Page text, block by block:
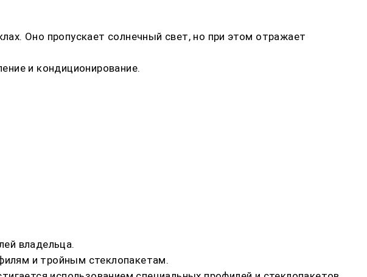
Оно пропускает солнечный свет, но при этом отражает
и кондиционирование.
владельца.
и тройным стеклопакетам.